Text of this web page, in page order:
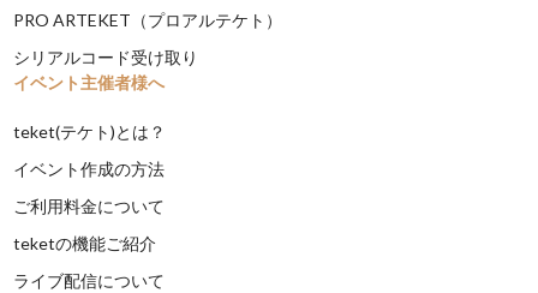
PRO ARTEKET（プロアルテケト）
シリアルコード受け取り
イベント主催者様へ
teket(テケト)とは？
イベント作成の方法
ご利用料金について
teketの機能ご紹介
ライブ配信について